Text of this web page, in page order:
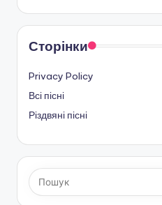
Сторінки
Privacy Policy
Всі пісні
Різдвяні пісні